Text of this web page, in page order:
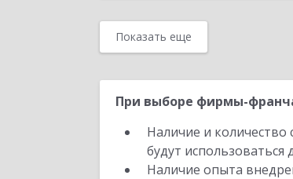
Показать еще
При выборе фирмы-
Наличие и
будут
Наличие опыта